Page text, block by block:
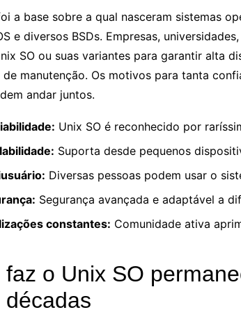
a base sobre a qual nasceram sistemas
e diversos BSDs. Empresas,
SO ou suas variantes para garantir alta
manutenção. Os motivos para tanta
andar juntos.
Unix SO é reconhecido por
Suporta desde pequenos
Diversas pessoas podem usar o
Segurança avançada e adaptável a
constantes: Comunidade ativa
faz o Unix SO